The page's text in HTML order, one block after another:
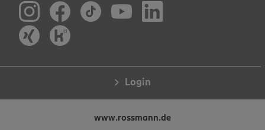
Login
www.rossmann.de